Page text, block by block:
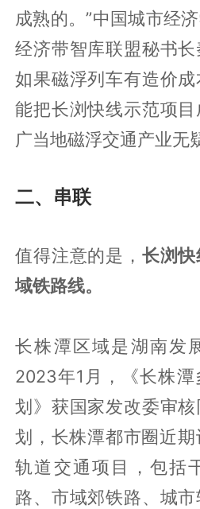
成熟的。”中国城市经
经济带智库联盟秘书长
如果磁浮列车有造价
能把长浏快线示范项
广当地磁浮交通产业无
二、串联
值得注意的是， 长浏
域铁路线。
长株潭区域是湖南发
2023年1月，《长株
划》获国家发改委审
划，长株潭都市圈近
轨道交通项目，包括
路、市域郊铁路、城